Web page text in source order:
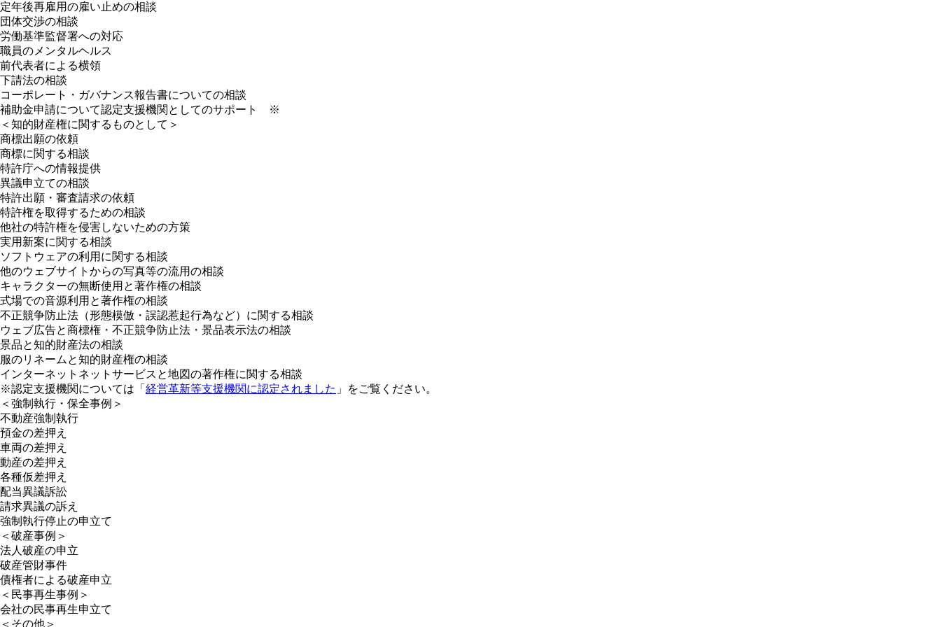
定年後再雇用の雇い止めの相談
団体交渉の相談
労働基準監督署への対応
職員のメンタルヘルス
前代表者による横領
下請法の相談
コーポレート・ガバナンス報告書についての相談
補助金申請について認定支援機関としてのサポート ※
＜知的財産権に関するものとして＞
商標出願の依頼
商標に関する相談
特許庁への情報提供
異議申立ての相談
特許出願・審査請求の依頼
特許権を取得するための相談
他社の特許権を侵害しないための方策
実用新案に関する相談
ソフトウェアの利用に関する相談
他のウェブサイトからの写真等の流用の相談
キャラクターの無断使用と著作権の相談
式場での音源利用と著作権の相談
不正競争防止法（形態模倣・誤認惹起行為など）に関する相談
ウェブ広告と商標権・不正競争防止法・景品表示法の相談
景品と知的財産法の相談
服のリネームと知的財産権の相談
インターネットネットサービスと地図の著作権に関する相談
※認定支援機関については「 経営革新等支援機関に認定されました 」をご覧ください。
＜強制執行・保全事例＞
不動産強制執行
預金の差押え
車両の差押え
動産の差押え
各種仮差押え
配当異議訴訟
請求異議の訴え
強制執行停止の申立て
＜破産事例＞
法人破産の申立
破産管財事件
債権者による破産申立
＜民事再生事例＞
会社の民事再生申立て
＜その他＞